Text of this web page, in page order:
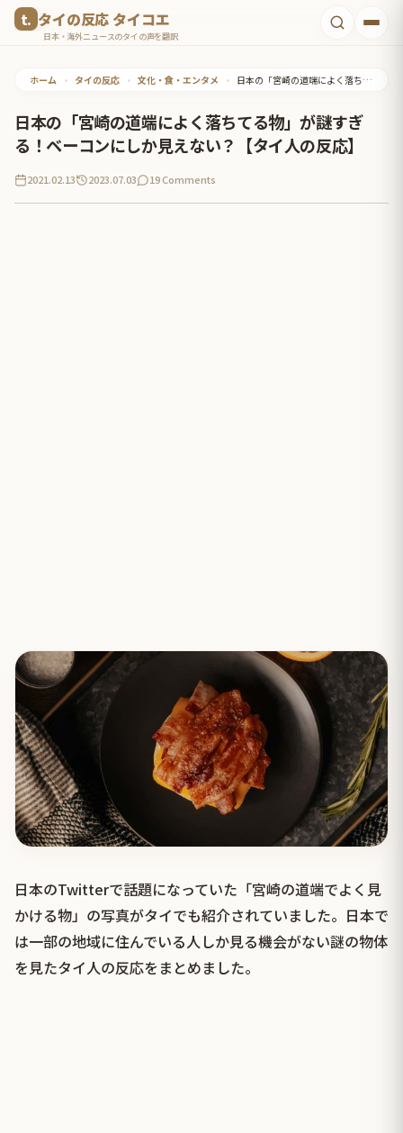
タイの反応 タイコエ
日本・海外ニュースのタイの声を翻訳
ホーム • タイの反応 • 文化・食・エンタメ • 日本の「宮崎の道端によく落ちてる物」が謎すぎる！ベーコンにしか見えない？【タイ人の反応】
日本の「宮崎の道端によく落ちてる物」が謎すぎ
る！ベーコンにしか見えない？【タイ人の反応】
2021.02.13 2023.07.03 19 Comments
日本のTwitterで話題になっていた「宮崎の道端でよく見
かける物」の写真がタイでも紹介されていました。日本で
は一部の地域に住んでいる人しか見る機会がない謎の物体
を見たタイ人の反応をまとめました。